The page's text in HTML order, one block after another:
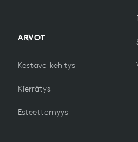
ARVOT
Kestävä kehitys
Kierrätys
Esteettömyys